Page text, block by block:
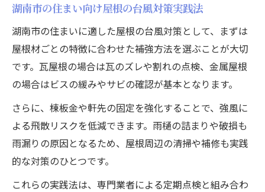
湖南市の住まい向け屋根の台風対策実践法
湖南市の住まいに適した屋根の台風対策として、まずは
屋根材ごとの特徴に合わせた補強方法を選ぶことが大切
です。瓦屋根の場合は瓦のズレや割れの点検、金属屋根
の場合はビスの緩みやサビの確認が基本となります。
さらに、棟板金や軒先の固定を強化することで、強風に
よる飛散リスクを低減できます。雨樋の詰まりや破損も
雨漏りの原因となるため、屋根周辺の清掃や補修も実践
的な対策のひとつです。
これらの実践法は、専門業者による定期点検と組み合わ